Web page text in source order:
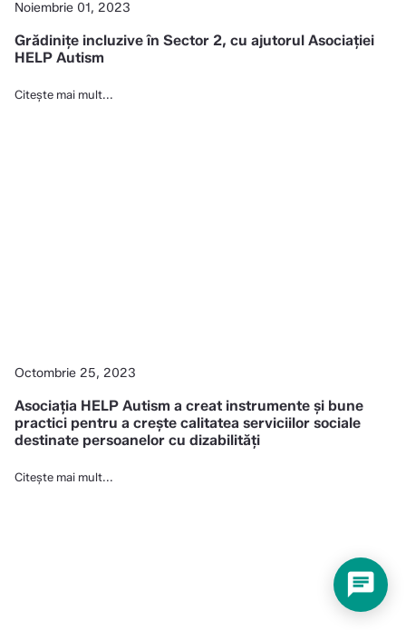
Noiembrie 01, 2023
Grădinițe incluzive în Sector 2, cu ajutorul Asociației
HELP Autism
Citește mai mult...
Octombrie 25, 2023
Asociația HELP Autism a creat instrumente și bune
practici pentru a crește calitatea serviciilor sociale
destinate persoanelor cu dizabilități
Citește mai mult...
chat